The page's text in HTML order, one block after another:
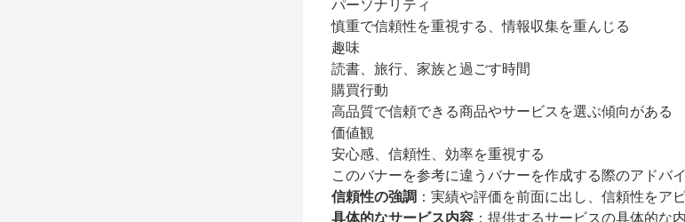
慎重で信頼性を重視する、情報収集を重んじる
趣味
読書、旅行、家族と過ごす時間
購買行動
高品質で信頼できる商品やサービスを選ぶ傾向がある
価値観
安心感、信頼性、効率を重視する
このバナーを参考に違うバナーを作成する際のアドバ
信頼性の強調：実績や評価を前面に出し、信頼性をアピ
具体的なサービス内容：提供するサービスの具体的な